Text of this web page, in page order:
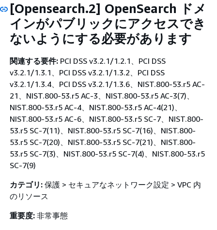
[Opensearch.2] OpenSearch ドメ
インがパブリックにアクセスでき
ないようにする必要があります
関連する要件: PCI DSS v3.2.1/1.2.1、PCI DSS
v3.2.1/1.3.1、PCI DSS v3.2.1/1.3.2、PCI DSS
v3.2.1/1.3.4、PCI DSS v3.2.1/1.3.6、NIST.800-53.r5 AC-
21、NIST.800-53.r5 AC-3、NIST.800-53.r5 AC-3(7)、
NIST.800-53.r5 AC-4、NIST.800-53.r5 AC-4(21)、
NIST.800-53.r5 AC-6、NIST.800-53.r5 SC-7、NIST.800-
53.r5 SC-7(11)、NIST.800-53.r5 SC-7(16)、NIST.800-
53.r5 SC-7(20)、NIST.800-53.r5 SC-7(21)、NIST.800-
53.r5 SC-7(3)、NIST.800-53.r5 SC-7(4)、NIST.800-53.r5
SC-7(9)
カテゴリ: 保護 > セキュアなネットワーク設定 > VPC 内
のリソース
重要度: 非常事態